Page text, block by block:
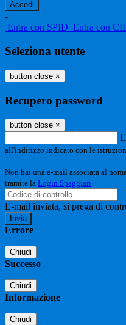
-
Entra con SPID Entra con
Seleziona utente
button close ×
Recupero password
button close ×
all'indirizzo indicato con le
Non hai una e-mail associata al
tramite la Login Spaggiari
E-mail inviata, si prega di
Errore
Chiudi
Successo
Chiudi
Informazione
Chiudi